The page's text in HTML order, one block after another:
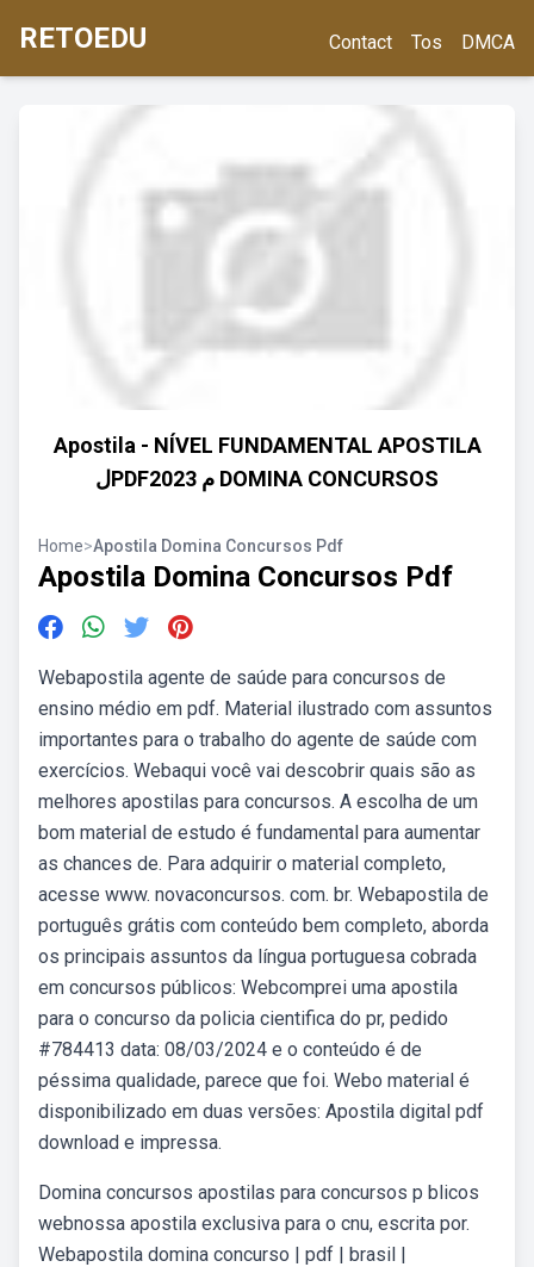
RETOEDU Contact Tos DMCA
Apostila - NÍVEL FUNDAMENTAL APOSTILA
لPDF2023 م DOMINA CONCURSOS
Home>Apostila Domina Concursos Pdf
Apostila Domina Concursos Pdf
Webapostila agente de saúde para concursos de
ensino médio em pdf. Material ilustrado com assuntos
importantes para o trabalho do agente de saúde com
exercícios. Webaqui você vai descobrir quais são as
melhores apostilas para concursos. A escolha de um
bom material de estudo é fundamental para aumentar
as chances de. Para adquirir o material completo,
acesse www. novaconcursos. com. br. Webapostila de
português grátis com conteúdo bem completo, aborda
os principais assuntos da língua portuguesa cobrada
em concursos públicos: Webcomprei uma apostila
para o concurso da policia cientifica do pr, pedido
#784413 data: 08/03/2024 e o conteúdo é de
péssima qualidade, parece que foi. Webo material é
disponibilizado em duas versões: Apostila digital pdf
download e impressa.
Domina concursos apostilas para concursos p blicos
webnossa apostila exclusiva para o cnu, escrita por.
Webapostila domina concurso | pdf | brasil |